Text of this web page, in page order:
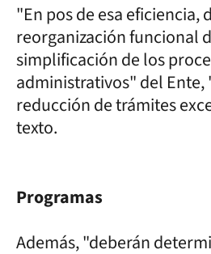
"En pos de esa eficiencia,
reorganización funcional
simplificación de los
administrativos" del Ente,
reducción de trámites
texto.
Programas
Además, "deberán